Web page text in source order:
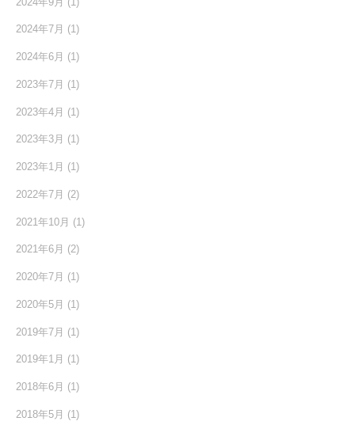
2024年7月 (1)
2024年6月 (1)
2023年7月 (1)
2023年4月 (1)
2023年3月 (1)
2023年1月 (1)
2022年7月 (2)
2021年10月 (1)
2021年6月 (2)
2020年7月 (1)
2020年5月 (1)
2019年7月 (1)
2019年1月 (1)
2018年6月 (1)
2018年5月 (1)